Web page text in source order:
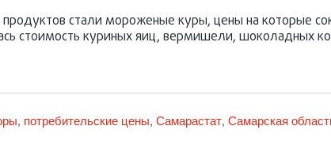
стали мороженые куры, цены на которые
стоимость куриных яиц, вермишели, шоколадных
, потребительские цены, Самарастат, Самарская